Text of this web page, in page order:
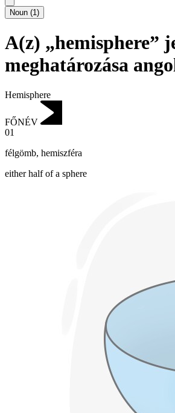
Noun (1)
A(z) „hemisphere”
meghatározása
Hemisphere
FŐNÉV
01
félgömb, hemiszféra
either half of a sphere